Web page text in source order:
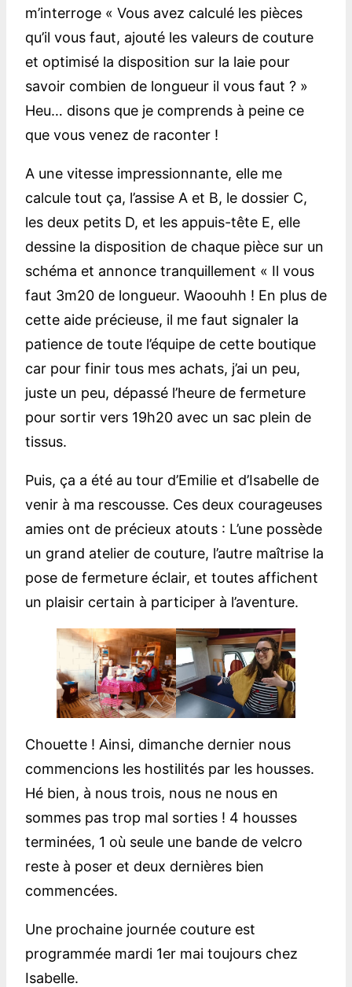
m’interroge « Vous avez calculé les pièces
qu’il vous faut, ajouté les valeurs de couture
et optimisé la disposition sur la laie pour
savoir combien de longueur il vous faut ? »
Heu… disons que je comprends à peine ce
que vous venez de raconter !
A une vitesse impressionnante, elle me
calcule tout ça, l’assise A et B, le dossier C,
les deux petits D, et les appuis-tête E, elle
dessine la disposition de chaque pièce sur un
schéma et annonce tranquillement « Il vous
faut 3m20 de longueur. Waoouhh ! En plus de
cette aide précieuse, il me faut signaler la
patience de toute l’équipe de cette boutique
car pour finir tous mes achats, j’ai un peu,
juste un peu, dépassé l’heure de fermeture
pour sortir vers 19h20 avec un sac plein de
tissus.
Puis, ça a été au tour d’Emilie et d’Isabelle de
venir à ma rescousse. Ces deux courageuses
amies ont de précieux atouts : L’une possède
un grand atelier de couture, l’autre maîtrise la
pose de fermeture éclair, et toutes affichent
un plaisir certain à participer à l’aventure.
Chouette ! Ainsi, dimanche dernier nous
commencions les hostilités par les housses.
Hé bien, à nous trois, nous ne nous en
sommes pas trop mal sorties ! 4 housses
terminées, 1 où seule une bande de velcro
reste à poser et deux dernières bien
commencées.
Une prochaine journée couture est
programmée mardi 1er mai toujours chez
Isabelle.